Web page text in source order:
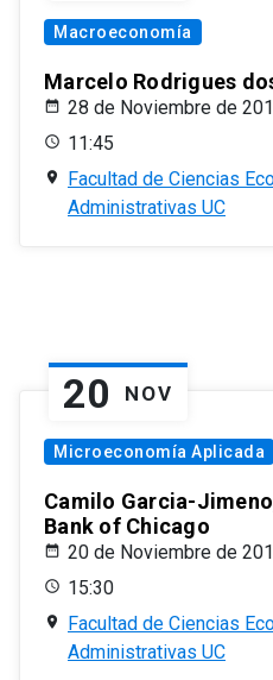
Macroeconomía
Marcelo Rodrigues
28 de Noviembre de
11:45
Facultad de Ciencias
Administrativas UC
20 NOV
Microeconomía Aplicada
Camilo Garcia-
Bank of Chicago
20 de Noviembre de
15:30
Facultad de Ciencias
Administrativas UC